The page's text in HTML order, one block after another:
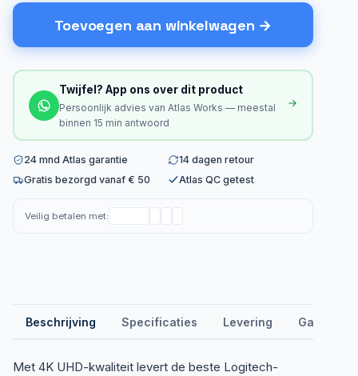
Toevoegen aan winkelwagen
Twijfel? App ons over dit product
Persoonlijk advies van Atlas Works — meestal
binnen 15 min antwoord
24 mnd Atlas garantie
14 dagen retour
Gratis bezorgd vanaf € 50
Atlas QC getest
Veilig betalen met:
Beschrijving Specificaties Levering Garantie
Met 4K UHD-kwaliteit levert de beste Logitech-